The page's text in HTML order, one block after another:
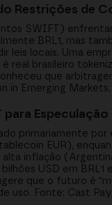
Restrições de
SWIFT)
BRL1, mas
locais. Uma
real brasileiro
que
in Emerging Markets,
para Especulação
primariamente por
EUR),
inflação
USD em BRL1
que o futuro é
uso. Fonte: Cast